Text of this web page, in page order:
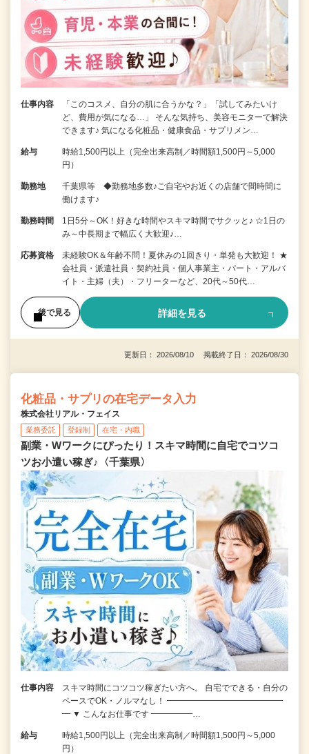
仕事内容
「このコスメ、自分の肌に合うかな？」「試してみたいけ
ど、費用が気になる…」 そんな気持ち、美容モニターで解決
できます♪ 気になる化粧品・健康食品・サプリメン…
給与
時給1,500円以上（完全出来高制／時間額1,500円～5,000
円）
勤務地
千葉県等 ◆勤務地多数♪ご自宅やお近くの店舗で間時間に
働けます♪
勤務時間
1日5分～OK！好きな時間やスキマ時間でサクッと♪ ☆1日の
み～中長期まで幅広く大歓迎♪…
応募資格
未経験OK＆年齢不問！夏休みの1回きり・単発も大歓迎！ ★
会社員・派遣社員・契約社員・個人事業主・パート・アルバ
イト・主婦（夫）・フリーターなど、20代～50代…
後で見る 詳細を見る
更新日： 2026/08/10 掲載終了日： 2026/08/30
化粧品・サプリの在宅データ入力
株式会社リアル・フェイス
業務委託 登録制 在宅・内職
副業・Wワークにぴったり！スキマ時間に自宅でコツコ
ツお小遣い稼ぎ♪〈千葉県〉
仕事内容
スキマ時間にコツコツ稼ぎたい方へ。 自宅でできる・自分の
ペースでOK・ノルマなし！ ━━━━━━━━━━━━━━
━ ▼ こんなお仕事です ━━━━━…
給与
時給1,500円以上（完全出来高制／時間額1,500円～5,000
円）